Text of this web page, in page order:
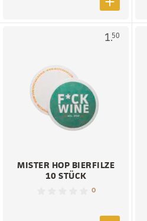
1.50
MISTER HOP BIERFILZE
10 STÜCK
0